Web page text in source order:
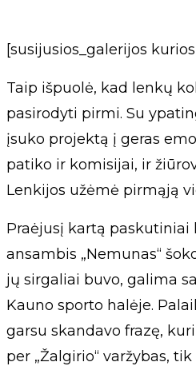
[susijusios_galerijos
Taip išpuolė, kad lenkų
pasirodyti pirmi. Su
įsuko projektą į geras
patiko ir komisijai, ir
Lenkijos užėmė pirmąją
Praėjusį kartą paskutiniai
ansambis „Nemunas“
jų sirgaliai buvo, galima
Kauno sporto halėje.
garsu skandavo frazę,
per „Žalgirio“ varžybas,